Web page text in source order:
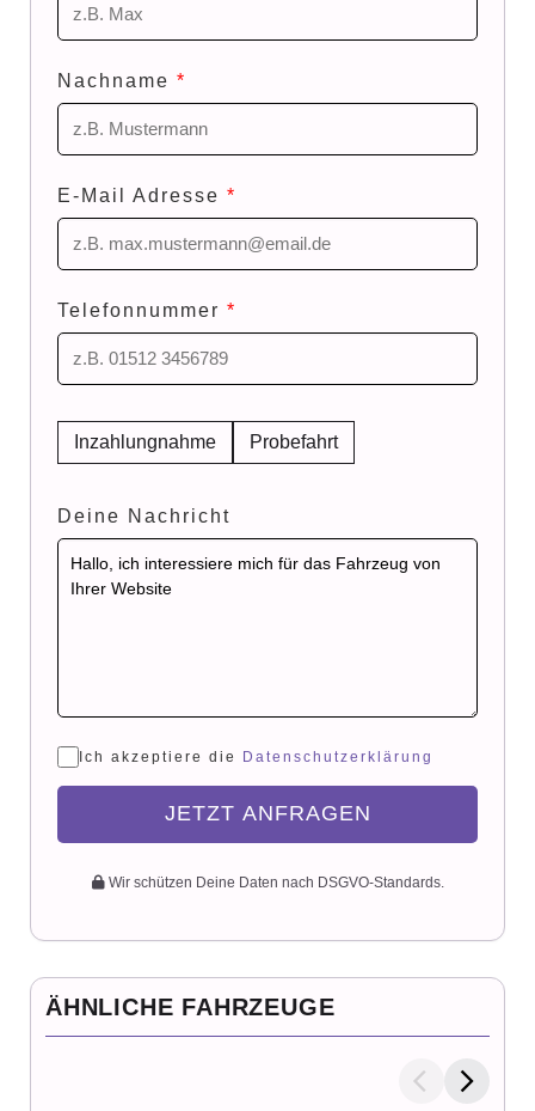
Nachname *
E-Mail Adresse *
Telefonnummer *
Inzahlungnahme Probefahrt
Deine Nachricht
Ich akzeptiere die Datenschutzerklärung
JETZT ANFRAGEN
Wir schützen Deine Daten nach DSGVO-Standards.
ÄHNLICHE FAHRZEUGE